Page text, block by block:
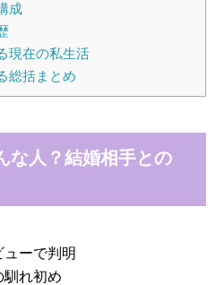
成
現在の私生活
総括まとめ
な人？結婚相手との
ーで判明
馴れ初め